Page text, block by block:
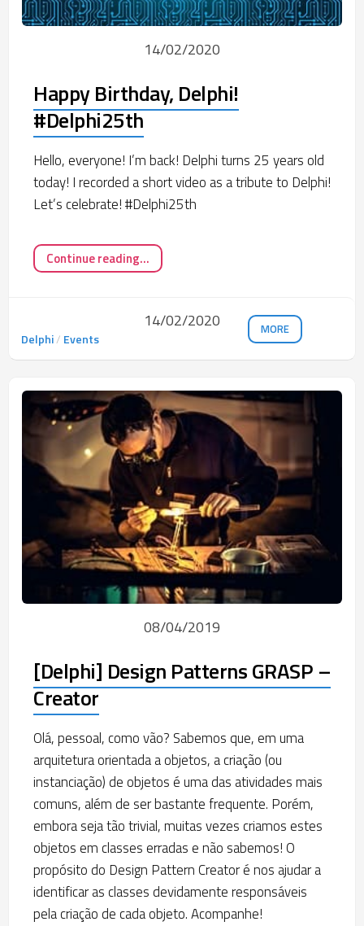
14/02/2020
Happy Birthday, Delphi!
#Delphi25th
Hello, everyone! I’m back! Delphi turns 25 years old
today! I recorded a short video as a tribute to Delphi!
Let’s celebrate! #Delphi25th
Continue reading...
14/02/2020
Delphi/ Events
MORE
08/04/2019
[Delphi] Design Patterns GRASP –
Creator
Olá, pessoal, como vão? Sabemos que, em uma
arquitetura orientada a objetos, a criação (ou
instanciação) de objetos é uma das atividades mais
comuns, além de ser bastante frequente. Porém,
embora seja tão trivial, muitas vezes criamos estes
objetos em classes erradas e não sabemos! O
propósito do Design Pattern Creator é nos ajudar a
identificar as classes devidamente responsáveis
pela criação de cada objeto. Acompanhe!